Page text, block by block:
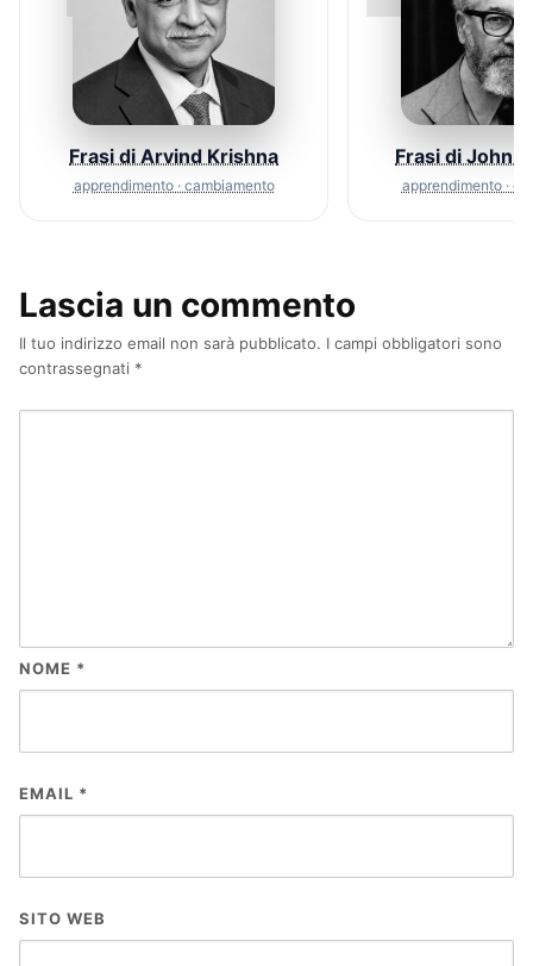
Frasi di Arvind Krishna
apprendimento · cambiamento
Frasi di John
apprendimento ·
Lascia un commento
Il tuo indirizzo email non sarà pubblicato. I campi obbligatori sono
contrassegnati *
NOME *
EMAIL *
SITO WEB